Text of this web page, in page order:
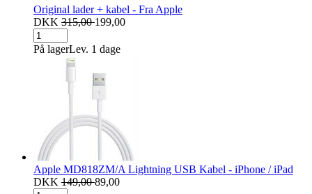
Original lader + kabel - Fra Apple
DKK 315,00199,00
På lagerLev. 1 dage
Apple MD818ZM/A Lightning USB Kabel - iPhone / iPad
DKK 149,0089,00